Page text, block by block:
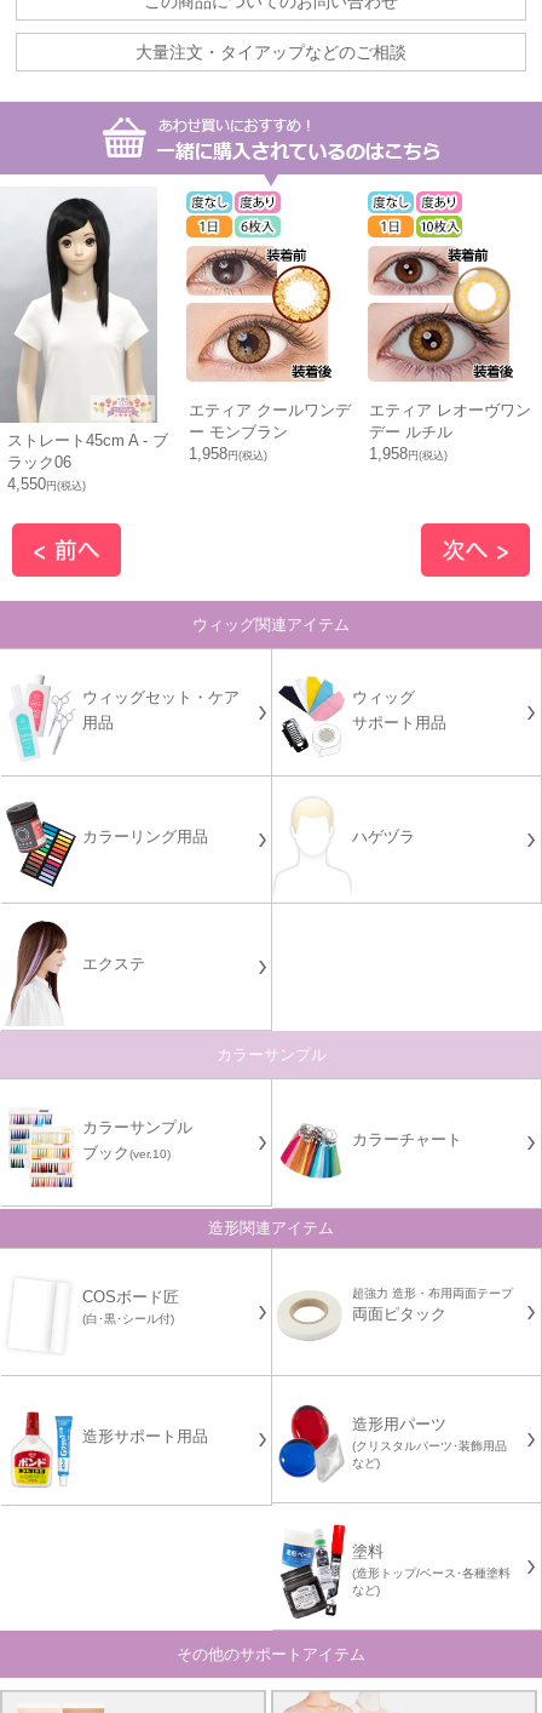
大量注文・タイアップなどのご相談
ストレート45cm A - ブ
ラック06
4,550円(税込)
エティア クールワンデ
ー モンブラン
1,958円(税込)
エティア レオーヴワン
デー ルチル
1,958円(税込)
ウィッグ関連アイテム
ウィッグセット・ケア
用品
ウィッグ
サポート用品
カラーリング用品 ハゲヅラ
エクステ
カラーサンプル
カラーサンプル
ブック(ver.10)
カラーチャート
造形関連アイテム
COSボード匠
(白･黒･シール付)
超強力 造形・布用両面テープ
両面ピタック
造形サポート用品
造形用パーツ
(クリスタルパーツ･装飾用品
など)
塗料
(造形トップ/ベース･各種塗料
など)
その他のサポートアイテム